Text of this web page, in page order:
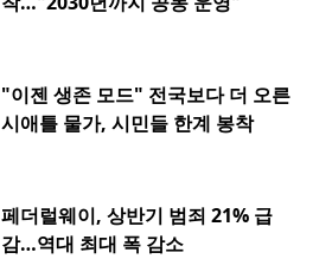
"이젠 생존 모드" 전국보다 더 오른
시애틀 물가, 시민들 한계 봉착
페더럴웨이, 상반기 범죄 21% 급
감…역대 최대 폭 감소